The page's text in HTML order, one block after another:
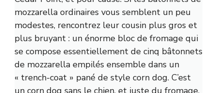
mozzarella ordinaires vous semblent un peu
modestes, rencontrez leur cousin plus gros et
plus bruyant : un énorme bloc de fromage qui
se compose essentiellement de cinq bâtonnets
de mozzarella empilés ensemble dans un
« trench-coat » pané de style corn dog. C’est
un corn dog sans le chien, et juste du fromage,